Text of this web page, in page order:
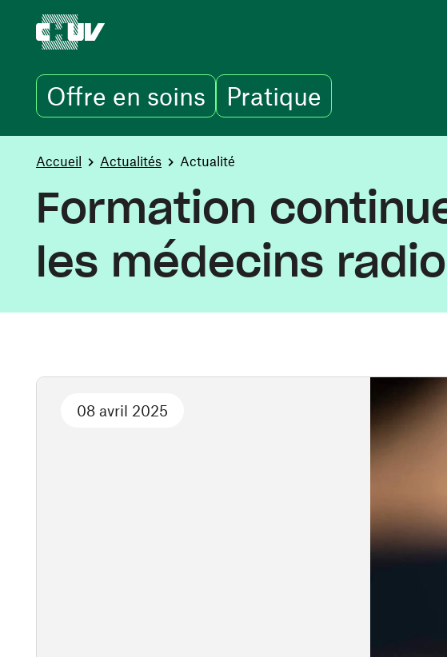
Offre en soins Pratique
You are here:
Accueil Actualités Actualité
Formation
les médecins
08 avril 2025